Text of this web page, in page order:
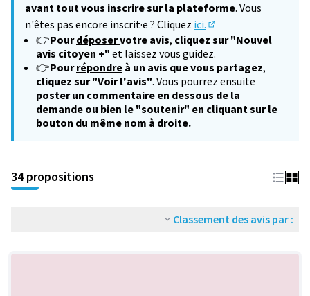
avant tout vous inscrire sur la plateforme. Vous
n'êtes pas encore inscrit·e ? Cliquez ici.
(S'ouvre dans un
👉Pourdéposervotre avis, cliquez sur "Nouvel
avis citoyen +" et laissez vous guidez.
👉Pourrépondre à un avis que vous partagez,
cliquez sur "Voir l'avis". Vous pourrez ensuite
poster un commentaire en dessous de la
demande ou bien le "soutenir" en cliquant sur le
bouton du même nom à droite.
34 propositions
Classement des avis par :